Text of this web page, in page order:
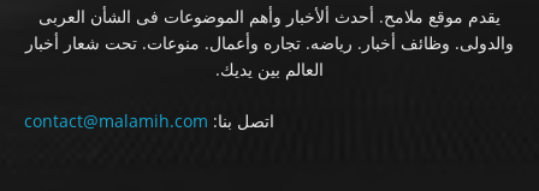
يقدم موقع ملامح. أحدث ألأخبار وأهم الموضوعات فى الشأن العربى
والدولى. وظائف أخبار. رياضه. تجاره وأعمال. منوعات. تحت شعار أخبار
العالم بين يديك.
اتصل بنا: contact@malamih.com